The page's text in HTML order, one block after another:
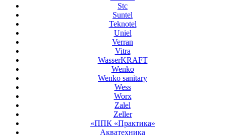
Stc
Suntel
Teknotel
Uniel
Verran
Vitra
WasserKRAFT
Wenko
Wenko sanitary
Wess
Worx
Zalel
Zeller
«ППК «Практика»
Акватехника